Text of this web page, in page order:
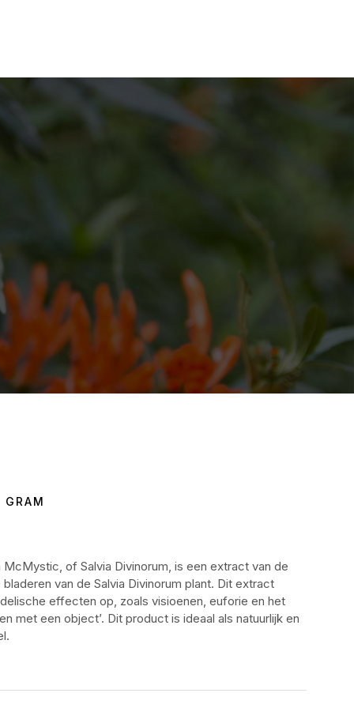
McMystic, of Salvia Divinorum, is een extract van de
van de Salvia Divinorum plant. Dit extract
effecten op, zoals visioenen, euforie en het
met een object’. Dit product is ideaal als natuurlijk en